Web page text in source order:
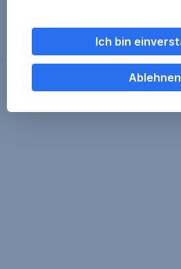
Ich bin
Ablehnen